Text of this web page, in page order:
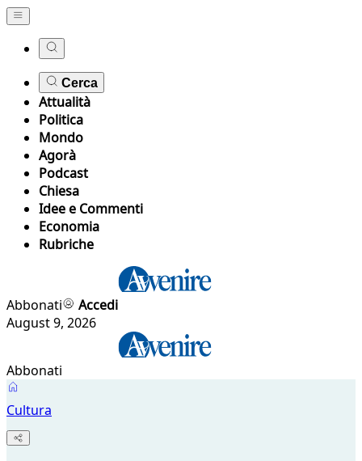
Cerca
Attualità
Politica
Mondo
Agorà
Podcast
Chiesa
Idee e Commenti
Economia
Rubriche
Abbonati
Accedi
August 9, 2026
Abbonati
Cultura